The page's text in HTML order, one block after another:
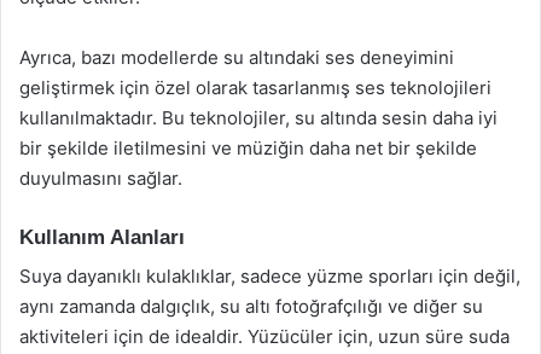
Ayrıca, bazı modellerde su altındaki ses deneyimini
geliştirmek için özel olarak tasarlanmış ses teknolojileri
kullanılmaktadır. Bu teknolojiler, su altında sesin daha iyi
bir şekilde iletilmesini ve müziğin daha net bir şekilde
duyulmasını sağlar.
Kullanım Alanları
Suya dayanıklı kulaklıklar, sadece yüzme sporları için değil,
aynı zamanda dalgıçlık, su altı fotoğrafçılığı ve diğer su
aktiviteleri için de idealdir. Yüzücüler için, uzun süre suda